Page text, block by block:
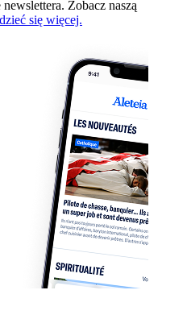
Zobacz naszą
się więcej.